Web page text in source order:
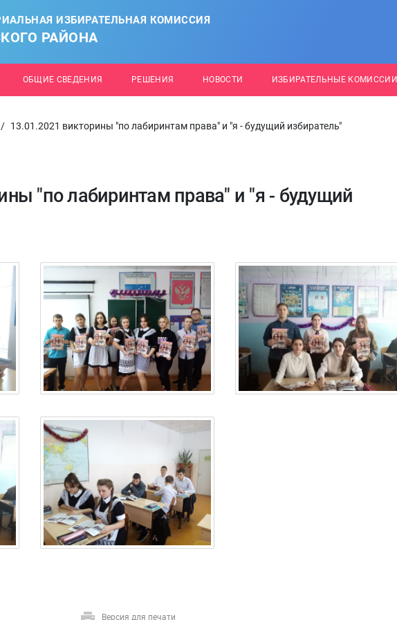
ИЗБИРАТЕЛЬНАЯ КОМИССИЯ
РАЙОНА
ОБЩИЕ СВЕДЕНИЯ РЕШЕНИЯ НОВОСТИ ИЗБИРАТЕЛЬНЫЕ КОМИССИИ
/ 13.01.2021 викторины "по лабиринтам права" и "я - будущий избиратель"
"по лабиринтам права" и "я - будущий
Версия для печати